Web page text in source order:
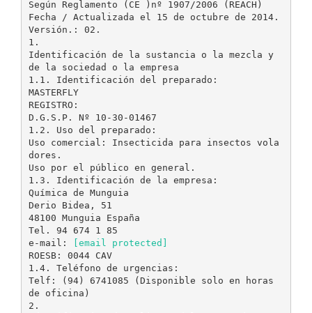
Según Reglamento (CE )nº 1907/2006 (REACH)
Fecha / Actualizada el 15 de octubre de 2014.
Versión.: 02.
1.
Identificación de la sustancia o la mezcla y
de la sociedad o la empresa
1.1. Identificación del preparado:
MASTERFLY
REGISTRO:
D.G.S.P. Nº 10-30-01467
1.2. Uso del preparado:
Uso comercial: Insecticida para insectos vola
dores.
Uso por el público en general.
1.3. Identificación de la empresa:
Química de Munguia
Derio Bidea, 51
48100 Munguia España
Tel. 94 674 1 85
e-mail:
[email protected]